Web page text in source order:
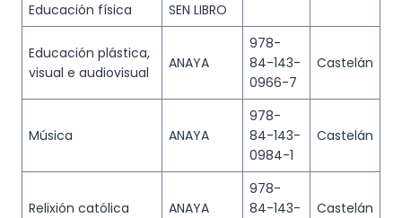
Educación física SEN LIBRO
Educación plástica,
visual e audiovisual
ANAYA
978-
84-143-
0966-7
Castelán
Música ANAYA
978-
84-143-
0984-1
Castelán
Relixión católica ANAYA
978-
84-143-
Castelán